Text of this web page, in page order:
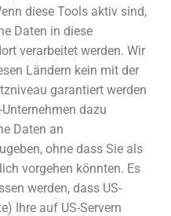
diese Tools aktiv sind,
Daten in diese
verarbeitet werden. Wir
Ländern kein mit der
garantiert werden
dazu
Daten an
ohne dass Sie als
vorgehen könnten. Es
werden, dass US-
Ihre auf US-Servern